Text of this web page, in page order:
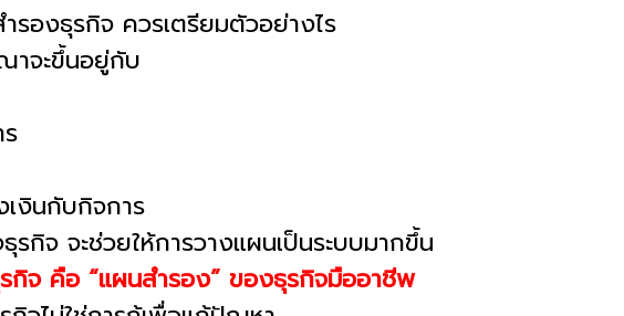
รองธุรกิจ ควรเตรียมตัวอย่างไร
าจะขึ้นอยู่กับ
เงินกับกิจการ
รกิจ จะช่วยให้การวางแผนเป็นระบบมากขึ้น
กิจ คือ “แผนสำรอง” ของธุรกิจมืออาชีพ